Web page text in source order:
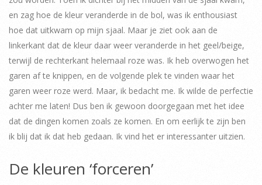
en zag hoe de kleur veranderde in de bol, was ik enthousiast
hoe dat uitkwam op mijn sjaal. Maar je ziet ook aan de
linkerkant dat de kleur daar weer veranderde in het geel/beige,
terwijl de rechterkant helemaal roze was. Ik heb overwogen het
garen af te knippen, en de volgende plek te vinden waar het
garen weer roze werd. Maar, ik bedacht me. Ik wilde de perfectie
achter me laten! Dus ben ik gewoon doorgegaan met het idee
dat de dingen komen zoals ze komen. En om eerlijk te zijn ben
ik blij dat ik dat heb gedaan. Ik vind het er interessanter uitzien.
De kleuren ‘forceren’